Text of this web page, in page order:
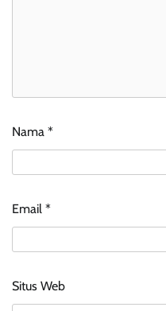
Nama *
Email *
Situs Web